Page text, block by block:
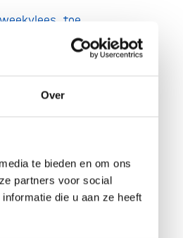
Over
te bieden en om ons
partners voor social
die u aan ze heeft
toe.
mag worden
Lees